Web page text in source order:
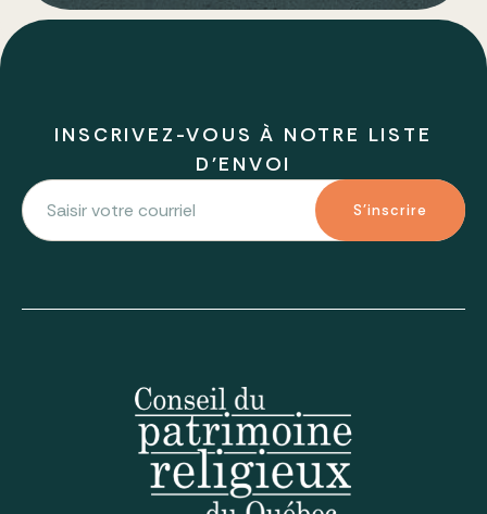
INSCRIVEZ-VOUS À NOTRE LISTE
D'ENVOI
S'inscrire